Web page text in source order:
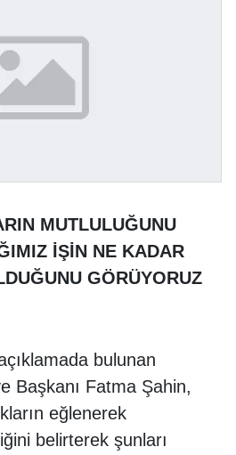
MUTLULUĞUNU
İŞİN NE KADAR
GÖRÜYORUZ
bulunan
Başkanı Fatma Şahin,
eğlenerek
belirterek şunları